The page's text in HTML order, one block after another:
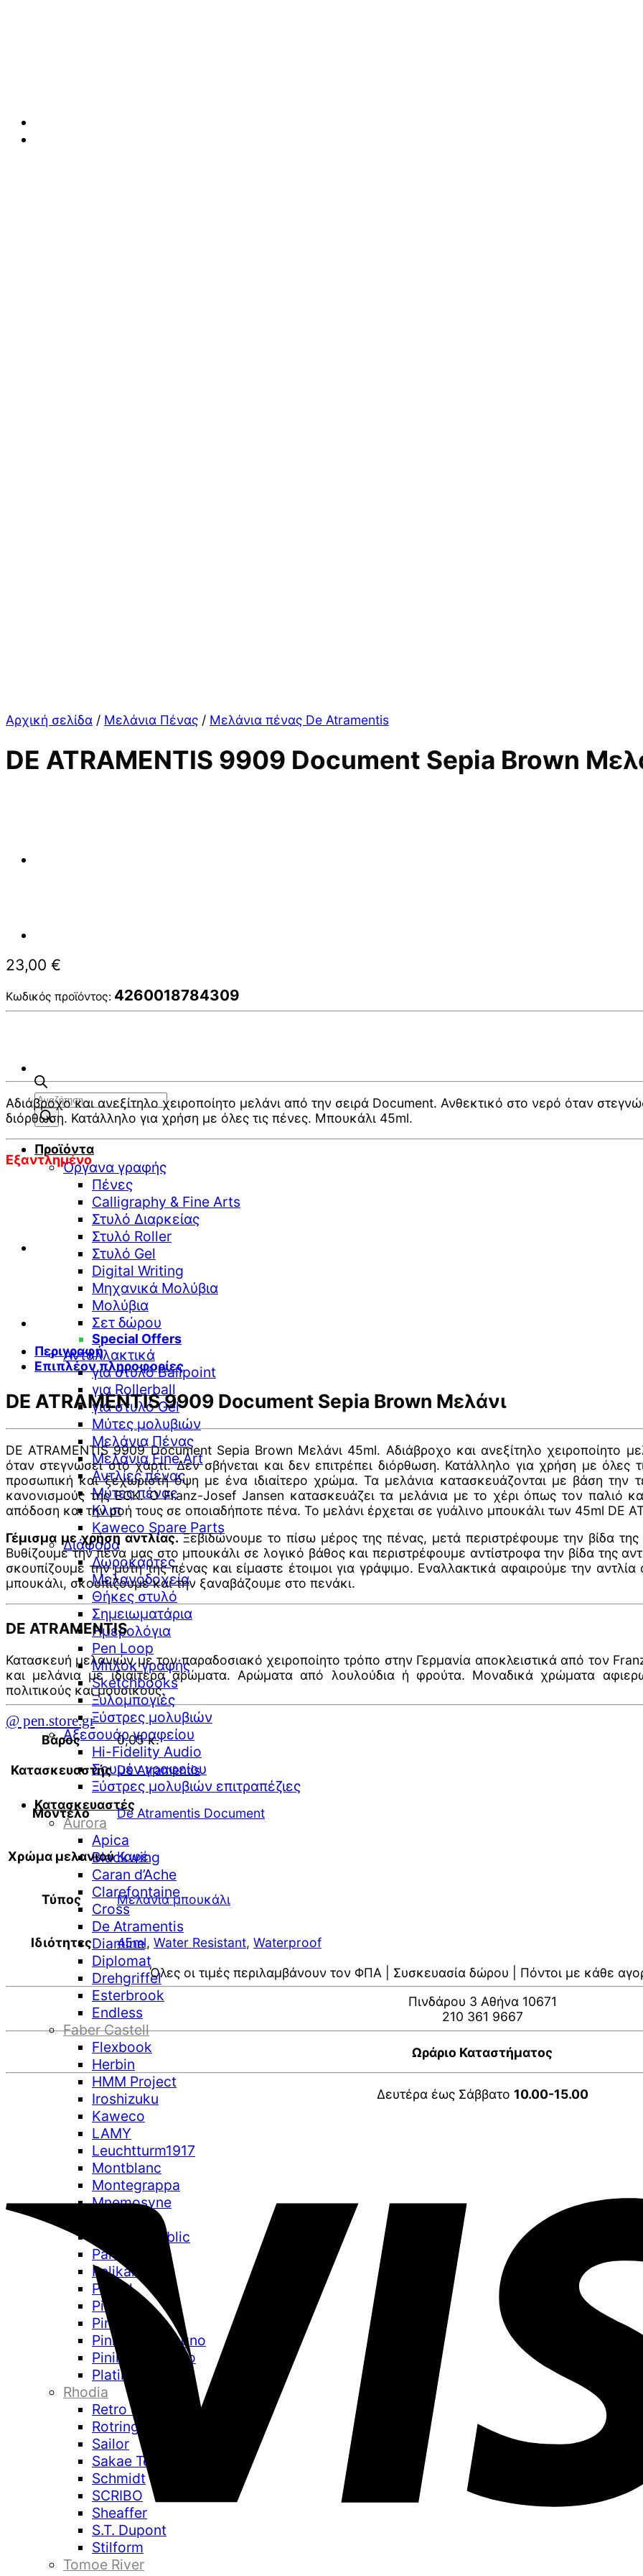
Αναζήτηση
προϊόντων
Προϊόντα
Όργανα γραφής
Πένες
Calligraphy & Fine Arts
Στυλό Διαρκείας
Στυλό Roller
Στυλό Gel
Digital Writing
Μηχανικά Μολύβια
Μολύβια
Σετ δώρου
Special Offers
Ανταλλακτικά
για στυλό Ballpoint
για Rollerball
για στυλό Gel
Μύτες μολυβιών
Μελάνια Πένας
Μελάνια Fine Art
Αντλίες πένας
Μύτες πένας
Κλιπ
Kaweco Spare Parts
Διάφορα
Δωροκάρτες
Μελανοδοχεία
Θήκες στυλό
Σημειωματάρια
Ημερολόγια
Pen Loop
Μπλοκ γραφής
Sketchbooks
Ξυλομπογιές
Ξύστρες μολυβιών
Αξεσουάρ γραφείου
Hi-Fidelity Audio
Σουμέν γραφείου
Ξύστρες μολυβιών επιτραπέζιες
Κατασκευαστές
Aurora
Apica
Blackwing
Caran d’Ache
Clarefontaine
Cross
De Atramentis
Diamine
Diplomat
Drehgriffel
Esterbrook
Endless
Faber Castell
Flexbook
Herbin
HMM Project
Iroshizuku
Kaweco
LAMY
Leuchtturm1917
Montblanc
Montegrappa
Mnemosyne
Paper Republic
Parker
Pelikan
Pentel
Pilot
Pineider
Pininfarina Segno
Pininfarina Folio
Platinum
Rhodia
Retro 51
Rotring
Sailor
Sakae Technical Paper
Schmidt
SCRIBO
Sheaffer
S.T. Dupont
Stilform
Tomoe River
Αρχική σελίδα / Μελάνια Πένας / Μελάνια πένας De Atramentis
DE ATRAMENTIS 9909 Document Sepia Brown
23,00 €
Κωδικός προϊόντος: 4260018784309
Αδιάβροχο και ανεξίτηλο χειροποίητο μελάνι από την σειρά Document. Ανθεκτικό στο νερό όταν
διόρθωση. Κατάλληλο για χρήση με όλες τις πένες. Μπουκάλι 45ml.
Εξαντλημένο
Περιγραφή
Επιπλέον πληροφορίες
DE ATRAMENTIS 9909 Document Sepia Brown Μελάνι
DE ATRAMENTIS 9909 Document Sepia Brown Μελάνι 45ml. Αδιάβροχο και ανεξίτηλο χειροποίητο
όταν στεγνώσει στο χαρτί. Δεν σβήνεται και δεν επιτρέπει διόρθωση. Κατάλληλο για χρήση με
προσωπική και ξεχωριστή όψη με ένα ιδιαίτερο χρώμα. Τα μελάνια κατασκευάζονται με βάση την
κανονισμούς της ΕΟΚ. Ο Franz-Josef Jansen κατασκευάζει τα μελάνια με το χέρι όπως τον παλιό
απόδοση και την ροή τους σε οποιαδήποτε πένα. Το μελάνι έρχεται σε γυάλινο μπουκάλι των 45ml DE
Γέμισμα με χρήση αντλίας.Ξεβιδώνουμε το πίσω μέρος της πένας, μετά περιστρέφουμε την βίδα
Βυθίζουμε την πένα μας στο μπουκάλι σε λογικό βάθος και περιστρέφουμε αντίστροφα την βίδα της
σκουπίζουμε την μύτη της πένας και είμαστε έτοιμοι για γράψιμο. Εναλλακτικά αφαιρούμε την
μπουκάλι, σκουπίζουμε και την ξαναβάζουμε στο πενάκι.
DE ATRAMENTIS
Κατασκευή μελανιών με τον παραδοσιακό χειροποίητο τρόπο στην Γερμανία αποκλειστικά από τον
και μελάνια με ιδιαίτερα αρώματα. Αρώματα από λουλούδια ή φρούτα. Μοναδικά χρώματα
πολιτικούς και μουσικούς.
@ pen.store.gr
Βάρος
0,05 κ.
Κατασκευαστής De Atramentis
Μοντέλο De Atramentis Document
Χρώμα μελανιούΚαφέ
Τύπος Μελάνια μπουκάλι
Ιδιότητες 45ml, Water Resistant, Waterproof
Όλες οι τιμές περιλαμβάνουν τον ΦΠΑ | Συσκευασία δώρου | Πόντοι με κάθε
Πινδάρου 3 Αθήνα 10671
210 361 9667
Ωράριο Καταστήματος
Δευτέρα έως Σάββατο 10.00-15.00